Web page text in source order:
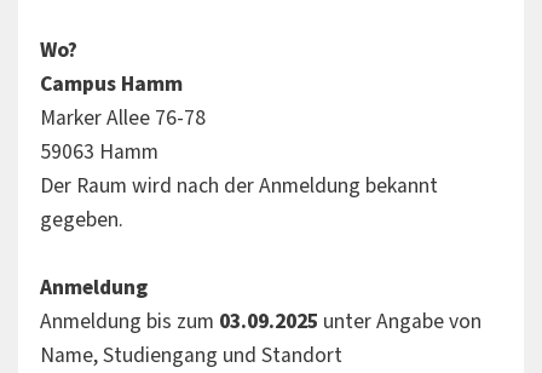
Wo?
Campus Hamm
Marker Allee 76-78
59063 Hamm
Der Raum wird nach der Anmeldung bekannt
gegeben.
Anmeldung
Anmeldung bis zum 03.09.2025 unter Angabe von
Name, Studiengang und Standort